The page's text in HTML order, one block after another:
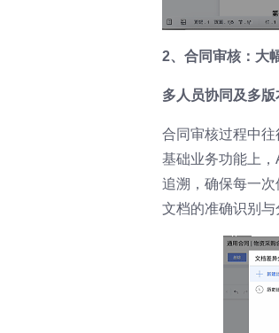
2、合同审核：大
多人员协同及多版
合同审核过程中
基础业务功能上
追溯，确保每一
文档的准确识别与